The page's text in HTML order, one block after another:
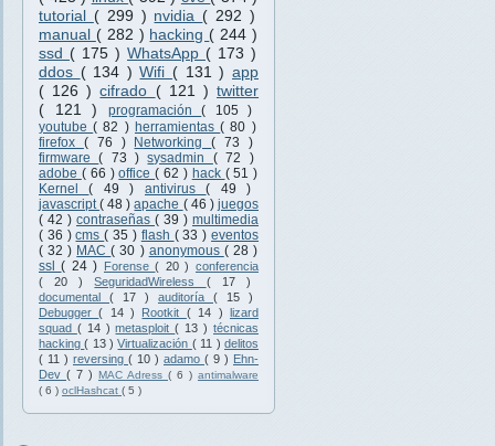
tutorial ( 299 ) nvidia ( 292 )
manual ( 282 ) hacking ( 244 )
ssd ( 175 ) WhatsApp ( 173 )
ddos ( 134 )Wifi ( 131 ) app
( 126 )cifrado ( 121 )twitter
( 121 ) programación( 105 )
youtube( 82 ) herramientas( 80 )
firefox ( 76 ) Networking( 73 )
firmware( 73 )sysadmin ( 72 )
adobe ( 66 )office( 62 ) hack ( 51 )
Kernel( 49 ) antivirus( 49 )
javascript( 48 )apache ( 46 ) juegos
( 42 ) contraseñas ( 39 ) multimedia
( 36 )cms( 35 ) flash ( 33 )eventos
( 32 ) MAC( 30 ) anonymous ( 28 )
ssl( 24 ) Forense( 20 ) conferencia
( 20 )SeguridadWireless ( 17 )
documental ( 17 ) auditoría ( 15 )
Debugger( 14 ) Rootkit ( 14 ) lizard
squad ( 14 )metasploit( 13 ) técnicas
hacking( 13 )Virtualización ( 11 ) delitos
( 11 ) reversing ( 10 ) adamo ( 9 ) Ehn-
Dev ( 7 ) MAC Adress ( 6 ) antimalware
( 6 ) oclHashcat ( 5 )